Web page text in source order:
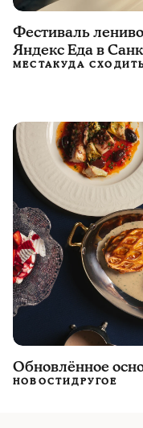
Фестиваль
Яндекс Еда в
МЕСТАКУДА
Обновлённое
НОВОСТИДРУГОЕ